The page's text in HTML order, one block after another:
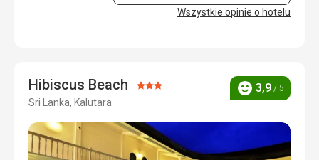
Wszystkie opinie o hotelu
Hibiscus Beach Ocena:
Sri Lanka, Kalutara
Ocena
3,9 / 5